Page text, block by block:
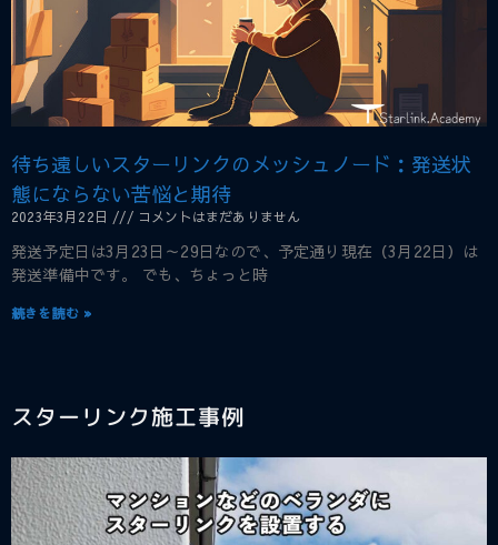
待ち遠しいスターリンクのメッシュノード：発送状
態にならない苦悩と期待
2023年3月22日 コメントはまだありません
発送予定日は3月23日～29日なので、予定通り現在（3月22日）は
発送準備中です。 でも、ちょっと時
続きを読む »
スターリンク施工事例